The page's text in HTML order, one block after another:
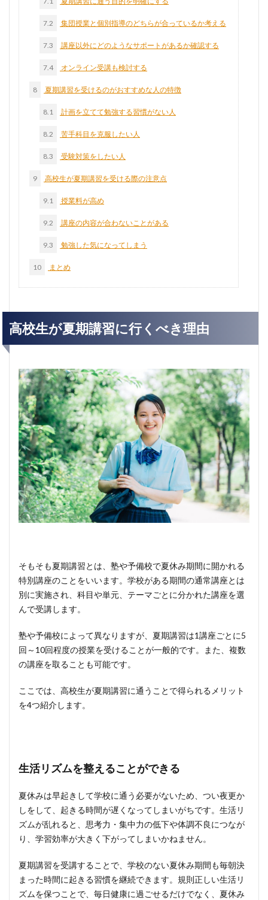
7.2 集団授業と個別指導のどちらが合っているか考える
7.3 講座以外にどのようなサポートがあるか確認する
7.4 オンライン受講も検討する
8 夏期講習を受けるのがおすすめな人の特徴
8.1 計画を立てて勉強する習慣がない人
8.2 苦手科目を克服したい人
8.3 受験対策をしたい人
9 高校生が夏期講習を受ける際の注意点
9.1 授業料が高め
9.2 講座の内容が合わないことがある
9.3 勉強した気になってしまう
10 まとめ
高校生が夏期講習に行くべき理由
そもそも夏期講習とは、塾や予備校で夏休み期間に開かれる
特別講座のことをいいます。学校がある期間の通常講座とは
別に実施され、科目や単元、テーマごとに分かれた講座を選
んで受講します。
塾や予備校によって異なりますが、夏期講習は1講座ごとに5
回～10回程度の授業を受けることが一般的です。また、複数
の講座を取ることも可能です。
ここでは、高校生が夏期講習に通うことで得られるメリット
を4つ紹介します。
生活リズムを整えることができる
夏休みは早起きして学校に通う必要がないため、つい夜更か
しをして、起きる時間が遅くなってしまいがちです。生活リ
ズムが乱れると、思考力・集中力の低下や体調不良につなが
り、学習効率が大きく下がってしまいかねません。
夏期講習を受講することで、学校のない夏休み期間も毎朝決
まった時間に起きる習慣を継続できます。規則正しい生活リ
ズムを保つことで、毎日健康に過ごせるだけでなく、夏休み